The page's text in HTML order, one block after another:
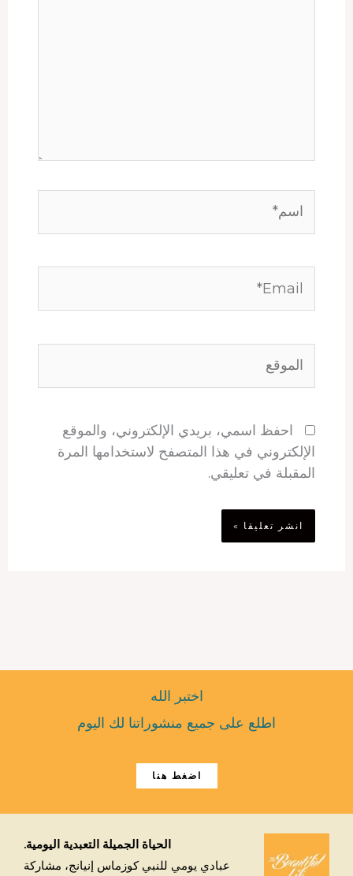
احفظ اسمي، بريدي الإلكتروني، والموقع
الإلكتروني في هذا المتصفح لاستخدامها المرة
المقبلة في تعليقي.
اختبر الله
اطلع على جميع منشوراتنا لك اليوم
اضغط هنا
الحياة الجميلة التعبدية اليومية.
عبادي يومي للنبي كوزماس إنيانج، مشاركة